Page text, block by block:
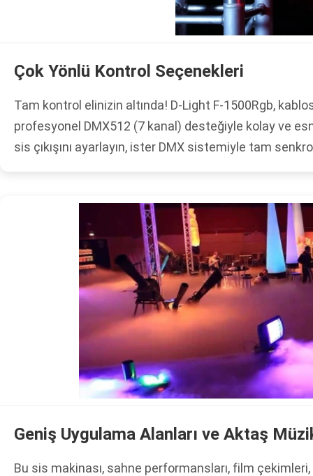
Çok Yönlü Kontrol Seçenekleri
Tam kontrol elinizin altında! D-Light F-1500Rgb,
profesyonel DMX512 (7 kanal) desteğiyle kolay ve
sis çıkışını ayarlayın, ister DMX sistemiyle tam
Geniş Uygulama Alanları ve Aktaş
Bu sis makinası, sahne performansları, film